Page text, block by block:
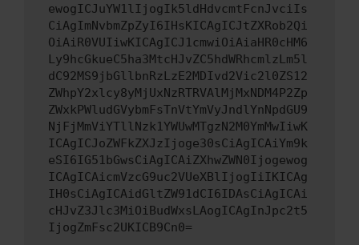
ewogICJuYW1lIjogIk5ldHdvcmtFcnJvciIs
CiAgImNvbmZpZyI6IHsKICAgICJtZXRob2Qi
OiAiR0VUIiwKICAgICJ1cmwiOiAiaHR0cHM6
Ly9hcGkueC5ha3MtcHJvZC5hdWRhcmlzLm5l
dC92MS9jbGllbnRzLzE2MDIvd2Vic2l0ZS12
ZWhpY2xlcy8yMjUxNzRTRVAlMjMxNDM4P2Zp
ZWxkPWludGVybmFsTnVtYmVyJndlYnNpdGU9
NjFjMmViYTllNzk1YWUwMTgzN2M0YmMwIiwK
ICAgICJoZWFkZXJzIjoge30sCiAgICAiYm9k
eSI6IG51bGwsCiAgICAiZXhwZWN0Ijogewog
ICAgICAicmVzcG9uc2VUeXBlIjogIiIKICAg
IH0sCiAgICAidGltZW91dCI6IDAsCiAgICAi
cHJvZ3Jlc3MiOiBudWxsLAogICAgInJpc2t5
IjogZmFsc2UKICB9Cn0=